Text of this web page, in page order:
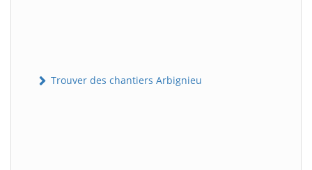
Trouver des chantiers Arbignieu